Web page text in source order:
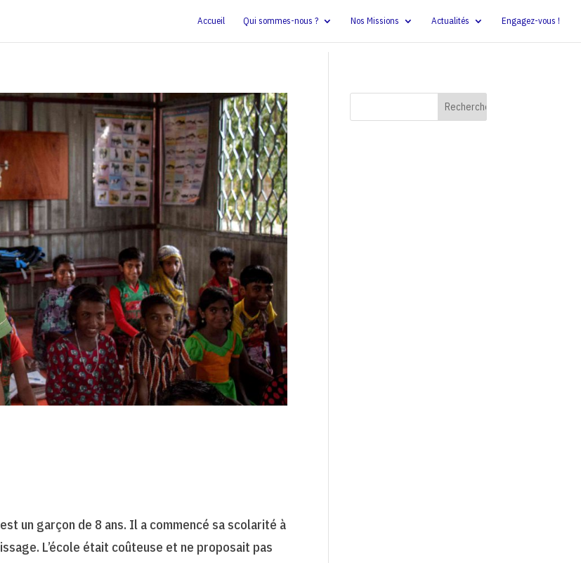
Accueil Qui sommes-nous ? Nos Missions Actualités Engagez-vous !
un garçon de 8 ans. Il a commencé sa scolarité à
L’école était coûteuse et ne proposait pas